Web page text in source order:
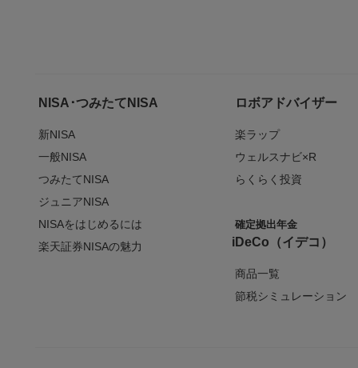
NISA･つみたてNISA
新NISA
一般NISA
つみたてNISA
ジュニアNISA
NISAをはじめるには
楽天証券NISAの魅力
ロボアドバイザー
楽ラップ
ウェルスナビ×R
らくらく投資
確定拠出年金
iDeCo（イデコ）
商品一覧
節税シミュレーション